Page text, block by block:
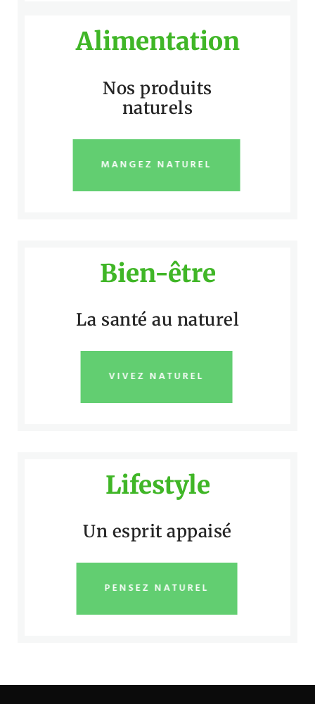
Alimentation
Nos produits
naturels
MANGEZ NATUREL
Bien-être
La santé au naturel
VIVEZ NATUREL
Lifestyle
Un esprit appaisé
PENSEZ NATUREL